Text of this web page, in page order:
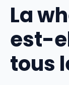
La
est-
tous